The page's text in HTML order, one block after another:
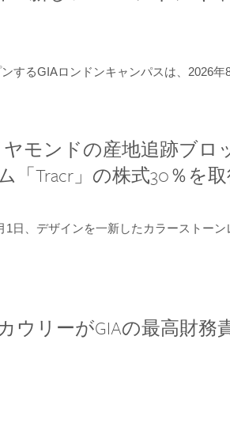
するGIAロンドンキャンパスは、2026
ヤモンドの産地追跡ブロ
「Tracr」の株式30％を
1日、デザインを一新したカラーストー
ウリーがGIAの最高財務